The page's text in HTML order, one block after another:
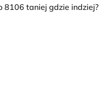
8106 taniej gdzie indziej?